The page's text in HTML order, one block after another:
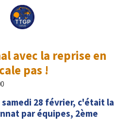
avec la reprise en
pas !
28 février, c'était la
par équipes, 2ème